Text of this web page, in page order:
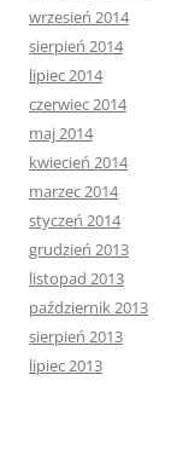
wrzesień 2014
sierpień 2014
lipiec 2014
czerwiec 2014
maj 2014
kwiecień 2014
marzec 2014
styczeń 2014
grudzień 2013
listopad 2013
październik 2013
sierpień 2013
lipiec 2013